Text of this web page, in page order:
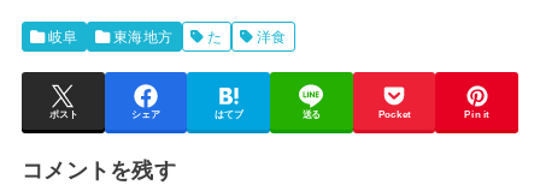
岐阜 東海地方 た 洋食
ポスト シェア はてブ 送る Pocket Pin it
コメントを残す